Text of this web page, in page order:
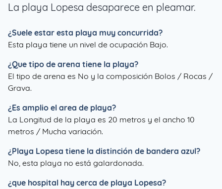
La playa Lopesa desaparece en pleamar.
¿Suele estar esta playa muy concurrida?
Esta playa tiene un nivel de ocupación Bajo.
¿Que tipo de arena tiene la playa?
El tipo de arena es No y la composición Bolos / Rocas /
Grava.
¿Es amplio el area de playa?
La Longitud de la playa es 20 metros y el ancho 10
metros / Mucha variación.
¿Playa Lopesa tiene la distinción de bandera azul?
No, esta playa no está galardonada.
¿que hospital hay cerca de playa Lopesa?